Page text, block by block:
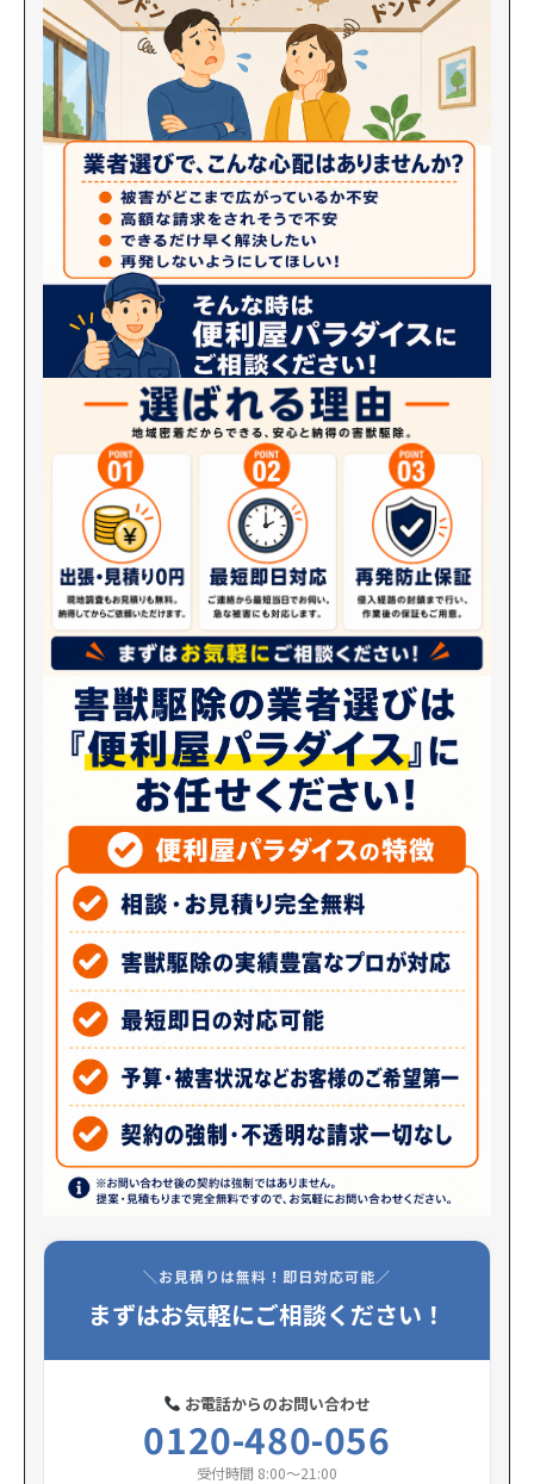
＼お見積りは無料！即日対応可能／
まずはお気軽にご相談ください！
お電話からのお問い合わせ
0120-480-056
受付時間 8:00〜21:00